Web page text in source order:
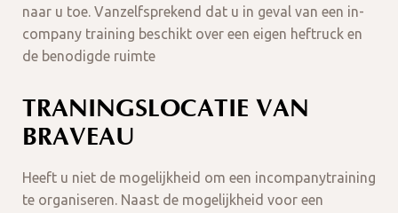
naar u toe. Vanzelfsprekend dat u in geval van een in-
company training beschikt over een eigen heftruck en
de benodigde ruimte
TRANINGSLOCATIE VAN
BRAVEAU
Heeft u niet de mogelijkheid om een incompanytraining
te organiseren. Naast de mogelijkheid voor een